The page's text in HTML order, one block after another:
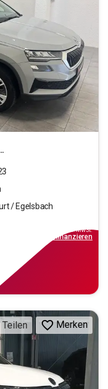
/ Egelsbach
inkl.MwSt.
finanzieren
Teilen Merken